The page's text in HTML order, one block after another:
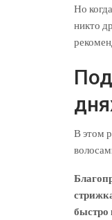
Но
никто
В этом
быстро